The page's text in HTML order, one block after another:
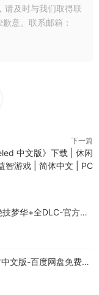
请及时与我们取得联
意。联系邮箱：
下一篇
中文版》下载 | 休闲
智游戏 | 简体中文 | PC
梦华+全DLC-官方中
文版-百度网盘免费下